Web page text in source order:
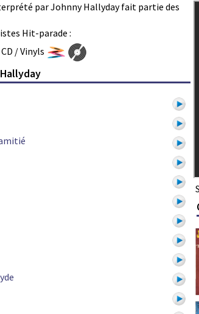
par Johnny Hallyday fait partie des
Hit-parade :
CD / Vinyls